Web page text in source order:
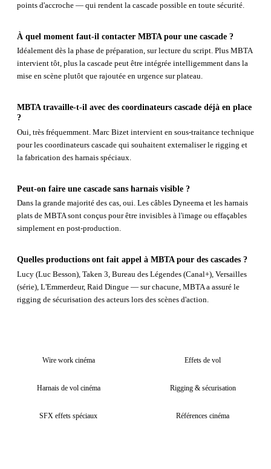
points d'accroche — qui rendent la cascade possible en toute sécurité.
À quel moment faut-il contacter MBTA pour une cascade ?
Idéalement dès la phase de préparation, sur lecture du script. Plus MBTA
intervient tôt, plus la cascade peut être intégrée intelligemment dans la
mise en scène plutôt que rajoutée en urgence sur plateau.
MBTA travaille-t-il avec des coordinateurs cascade déjà en place
?
Oui, très fréquemment. Marc Bizet intervient en sous-traitance technique
pour les coordinateurs cascade qui souhaitent externaliser le rigging et
la fabrication des harnais spéciaux.
Peut-on faire une cascade sans harnais visible ?
Dans la grande majorité des cas, oui. Les câbles Dyneema et les harnais
plats de MBTA sont conçus pour être invisibles à l'image ou effaçables
simplement en post-production.
Quelles productions ont fait appel à MBTA pour des cascades ?
Lucy (Luc Besson), Taken 3, Bureau des Légendes (Canal+), Versailles
(série), L'Emmerdeur, Raid Dingue — sur chacune, MBTA a assuré le
rigging de sécurisation des acteurs lors des scènes d'action.
Wire work cinéma Effets de vol
Harnais de vol cinéma Rigging & sécurisation
SFX effets spéciaux Références cinéma